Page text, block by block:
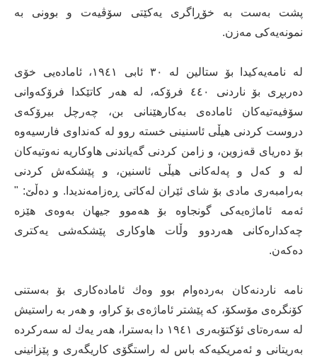
پشت بەست بە خۆڕاگری یەكێتی سۆڤیەت و بوونی بە
نمونەیەكی مەزن.
لە نامەیەكیدا بۆ ستالین لە ٣٠ ئابی ١٩٤١، ئامادەیی خۆی
دەربڕی بۆ ناردنی ٤٤٠ فرۆكە، لە هەر كاتێكدا فرۆكەوانی
سۆفیەتیەكان ئامادەی بەكارهێنانی بن، چەرچل بیرۆكەی
دروست كردنی هیڵی ئاسنینی خستە روو لە كەنداوی فارسیەوە
بۆ دەریای قەزوین، و زامن كردنی گەیاندنی هاوكاریە نەوتیەكان
لە و كەل و پەلەكانی هیڵی ئاسنین، و پێشكەش كردنی
بەرامبەری مادی بۆ شای ئێران لەكاتی ڕەزامەندیدا. و دەڵێ: "
ئەمە ئاماژەیەكی گونجاوە بۆ هەموو جیهان بەوەی هێزە
چەكدارەكانی هەردوو وڵات هاوكاری پێشكەشی یەكتری
دەكەن.
نامە ناردنەكان بەردەوام بوو وەك ئامادەكاری بۆ بەستنی
كۆنگرەی مۆسكۆ، كە پێشتر ئاماژەی بۆ كراو، و هەر بە راستیش
لە سەرەتای ئۆكتۆبەری ١٩٤١ دا بەسترا، هەر یەك لە سەركردە
بەریتانی و ئەمریكیەكە باس لە راستگۆی كاریگەری و پێزانینی